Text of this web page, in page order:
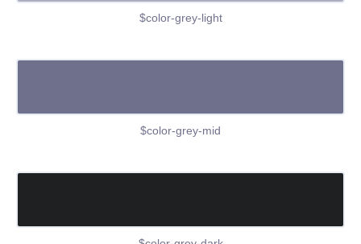
$color-grey-light
$color-grey-mid